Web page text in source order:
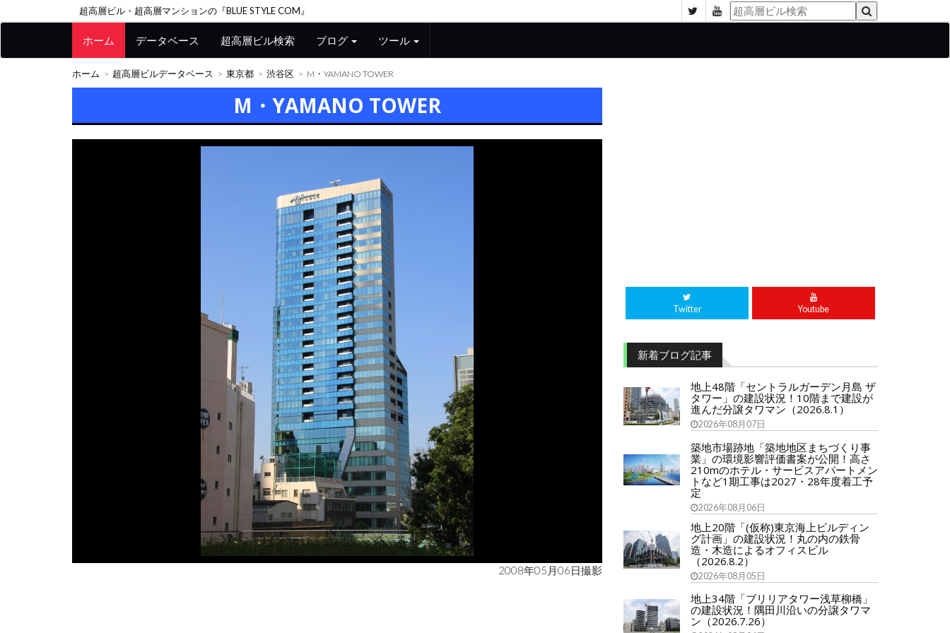
超高層ビル・超高層マンションの『BLUE STYLE COM』
ホーム データベース 超高層ビル検索 ブログ ツール
ホーム 超高層ビルデータベース 東京都 渋谷区 M・YAMANO TOWER
M・YAMANO TOWER
2008年05月06日撮影
Twitter Youtube
新着ブログ記事
地上48階「セントラルガーデン月島 ザ
タワー」の建設状況！10階まで建設が
進んだ分譲タワマン（2026.8.1）
2026年08月07日
築地市場跡地「築地地区まちづくり事
業」の環境影響評価書案が公開！高さ
210mのホテル・サービスアパートメン
トなど1期工事は2027・28年度着工予
定
2026年08月06日
地上20階「(仮称)東京海上ビルディン
グ計画」の建設状況！丸の内の鉄骨
造・木造によるオフィスビル
（2026.8.2）
2026年08月05日
地上34階「ブリリアタワー浅草柳橋」
の建設状況！隅田川沿いの分譲タワマ
ン（2026.7.26）